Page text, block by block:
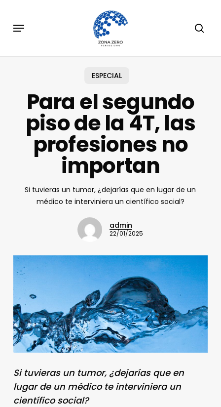
main
Menu
ESPECIAL
Para el segundo
piso de la 4T, las
profesiones no
importan
Si tuvieras un tumor, ¿dejarías que en lugar de un
médico te interviniera un científico social?
admin
22/01/2025
Si tuvieras un tumor, ¿dejarías que en
lugar de un médico te interviniera un
científico social?